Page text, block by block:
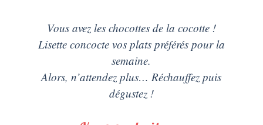
Vous avez les chocottes de la cocotte !
Lisette concocte vos plats préférés pour la
semaine.
Alors, n’attendez plus… Réchauffez puis
dégustez !